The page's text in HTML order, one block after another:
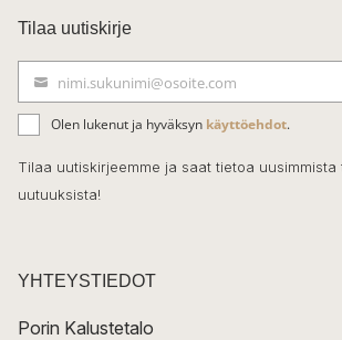
c
e
b
o
o
k
Tilaa uutiskirje
ä
h
k
t
nimi.sukunimi@osoite.com
Olen lukenut ja hyväksyn käyttöehdot.
Tilaa uutiskirjeemme ja saat tietoa uusimmista
uutuuksista!
YHTEYSTIEDOT
Porin Kalustetalo